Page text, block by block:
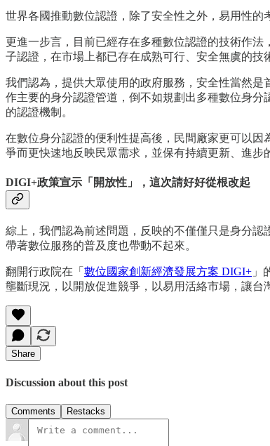
世界各國推動數位認證，除了安全性之外，易用性的
更進一步言，目前已經存在多種數位認證的技術作法
子認證，在市場上都已存在成熟可行、安全無虞的技
我們認為，提供大眾使用的政府服務，安全性當然
作主要的身分認證管道，倒不如規劃出多種數位身
的認證機制。
在數位身分認證的便利性提高後，民間廠家更可以
爭而更快速地反映民眾需求，並保有持續更新、進步
DIGI+政策宣示「開放性」，這次請好好從根改起
綜上，我們認為前述問題，反映的不僅僅只是身分
帶著數位服務的普及度也帶動不起來。
翻開行政院在「 數位國家創新經濟發展方案 DIGI+ 」
壟斷現況，以開放促進競爭，以易用活絡市場，讓台
Share
Discussion about this post
Comments Restacks